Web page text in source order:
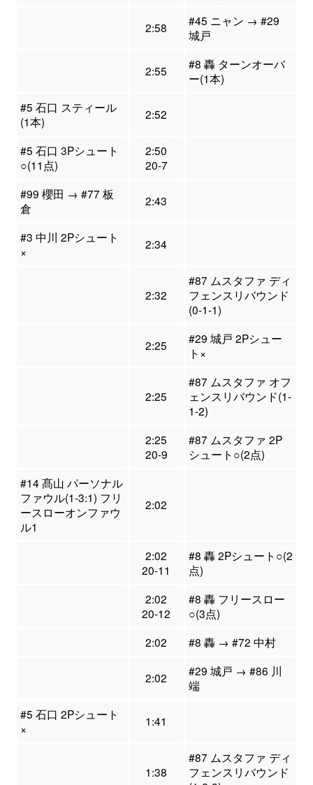
2:58
#45 ニャン → #29
城戸
2:55
#8 轟 ターンオーバ
ー(1本)
#5 石口 スティール
(1本)
2:52
#5 石口 3Pシュート
○(11点)
2:50
20-7
#99 櫻田 → #77 板
倉
2:43
#3 中川 2Pシュート
×
2:34
2:32
#87 ムスタファ ディ
フェンスリバウンド
(0-1-1)
2:25
#29 城戸 2Pシュー
ト×
2:25
#87 ムスタファ オフ
ェンスリバウンド(1-
1-2)
2:25
20-9
#87 ムスタファ 2P
シュート○(2点)
#14 髙山 パーソナル
ファウル(1-3:1) フリ
ースローオンファウ
ル1
2:02
2:02
20-11
#8 轟 2Pシュート○(2
点)
2:02
20-12
#8 轟 フリースロー
○(3点)
2:02
#8 轟 → #72 中村
2:02
#29 城戸 → #86 川
端
#5 石口 2Pシュート
×
1:41
1:38
#87 ムスタファ ディ
フェンスリバウンド